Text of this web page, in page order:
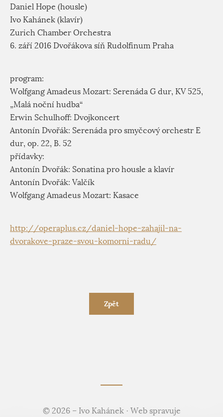
Daniel Hope (housle)
Ivo Kahánek (klavír)
Zurich Chamber Orchestra
6. září 2016 Dvořákova síň Rudolfinum Praha
program:
Wolfgang Amadeus Mozart: Serenáda G dur, KV 525,
„Malá noční hudba“
Erwin Schulhoff: Dvojkoncert
Antonín Dvořák: Serenáda pro smyčcový orchestr E
dur, op. 22, B. 52
přídavky:
Antonín Dvořák: Sonatina pro housle a klavír
Antonín Dvořák: Valčík
Wolfgang Amadeus Mozart: Kasace
http://operaplus.cz/daniel-hope-zahajil-na-
dvorakove-praze-svou-komorni-radu/
Zpět
© 2026 – Ivo Kahánek · Web spravuje